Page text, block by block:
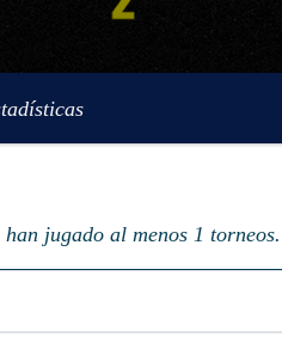
jugado al menos 1 torneos.